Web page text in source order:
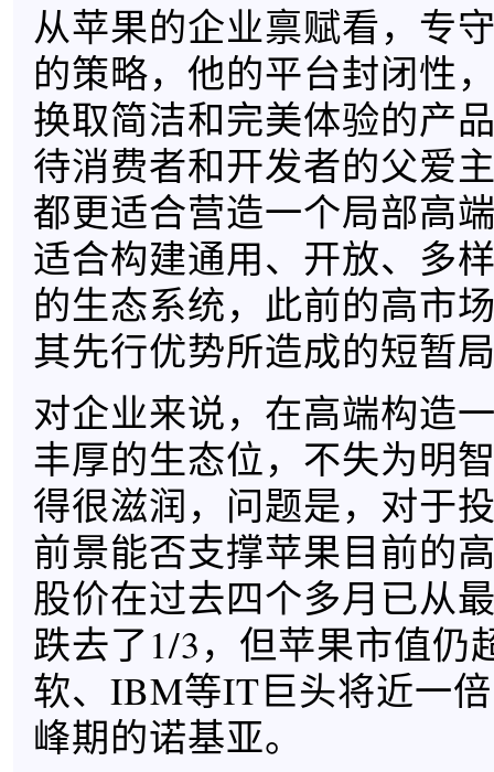
从苹果的企业禀赋看，专
的策略，他的平台封闭性
换取简洁和完美体验的产
待消费者和开发者的父爱
都更适合营造一个局部高
适合构建通用、开放、多
的生态系统，此前的高市
其先行优势所造成的短暂
对企业来说，在高端构造
丰厚的生态位，不失为明
得很滋润，问题是，对于
前景能否支撑苹果目前的
股价在过去四个多月已从
跌去了1/3，但苹果市值仍
软、IBM等IT巨头将近一
峰期的诺基亚。